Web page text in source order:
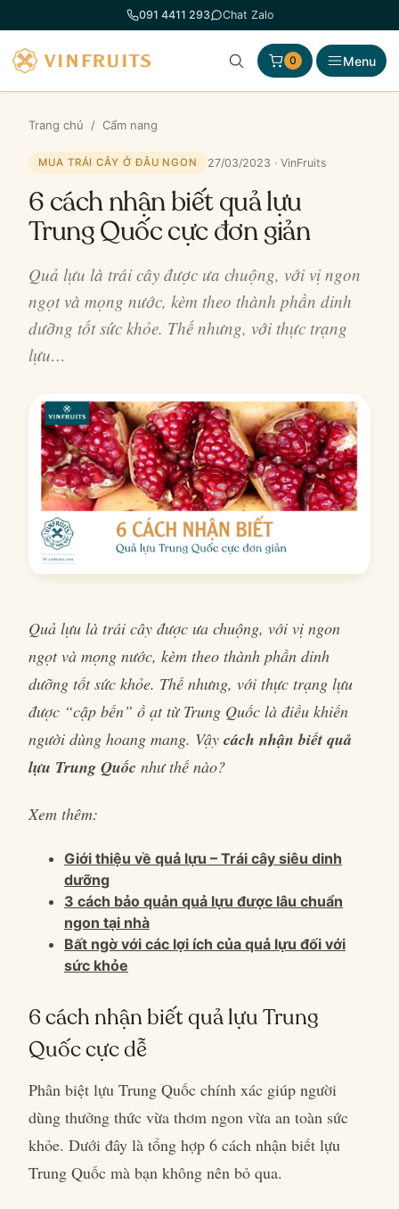
đến
phần
nội
dung
091 4411 293 Chat Zalo
0 Menu
Trang chủ / Cẩm nang
MUA TRÁI CÂY Ở ĐÂU NGON 27/03/2023 · VinFruits
6 cách nhận biết quả lựu
Trung Quốc cực đơn giản
Quả lựu là trái cây được ưa chuộng, với vị ngon
ngọt và mọng nước, kèm theo thành phần dinh
dưỡng tốt sức khỏe. Thế nhưng, với thực trạng
lựu…
Quả lựu là trái cây được ưa chuộng, với vị ngon
ngọt và mọng nước, kèm theo thành phần dinh
dưỡng tốt sức khỏe. Thế nhưng, với thực trạng lựu
được “cập bến” ồ ạt từ Trung Quốc là điều khiến
người dùng hoang mang. Vậy cách nhận biết quả
lựu Trung Quốc như thế nào?
Xem thêm:
Giới thiệu về quả lựu – Trái cây siêu dinh
dưỡng
3 cách bảo quản quả lựu được lâu chuẩn
ngon tại nhà
Bất ngờ với các lợi ích của quả lựu đối với
sức khỏe
6 cách nhận biết quả lựu Trung
Quốc cực dễ
Phân biệt lựu Trung Quốc chính xác giúp người
dùng thưởng thức vừa thơm ngon vừa an toàn sức
khỏe. Dưới đây là tổng hợp 6 cách nhận biết lựu
Trung Quốc mà bạn không nên bỏ qua.